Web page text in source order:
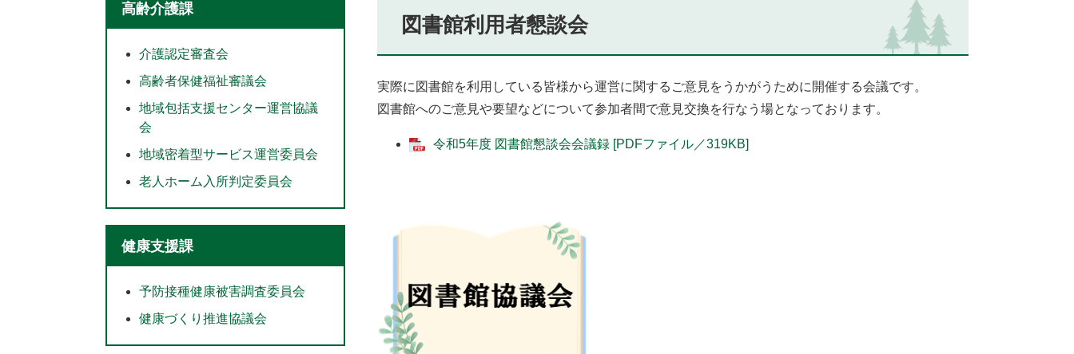
図書館利用者懇談会
実際に図書館を利用している皆様から運営に関するご意見をうかがうために開催する会議です。
図書館へのご意見や要望などについて参加者間で意見交換を行なう場となっております。
令和5年度 図書館懇談会会議録 [PDFファイル／319KB]
高齢介護課
介護認定審査会
高齢者保健福祉審議会
地域包括支援センター運営協議
会
地域密着型サービス運営委員会
老人ホーム入所判定委員会
健康支援課
予防接種健康被害調査委員会
健康づくり推進協議会